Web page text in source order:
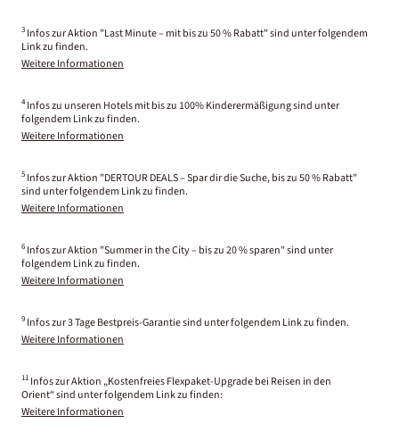
3 Infos zur Aktion "Last Minute – mit bis zu 50 % Rabatt" sind unter folgendem
Link zu finden.
Weitere Informationen
4 Infos zu unseren Hotels mit bis zu 100% Kinderermäßigung sind unter
folgendem Link zu finden.
Weitere Informationen
5 Infos zur Aktion "DERTOUR DEALS – Spar dir die Suche, bis zu 50 % Rabatt"
sind unter folgendem Link zu finden.
Weitere Informationen
6 Infos zur Aktion "Summer in the City – bis zu 20 % sparen" sind unter
folgendem Link zu finden.
Weitere Informationen
9 Infos zur 3 Tage Bestpreis-Garantie sind unter folgendem Link zu finden.
Weitere Informationen
11 Infos zur Aktion „Kostenfreies Flexpaket-Upgrade bei Reisen in den
Orient“ sind unter folgendem Link zu finden:
Weitere Informationen